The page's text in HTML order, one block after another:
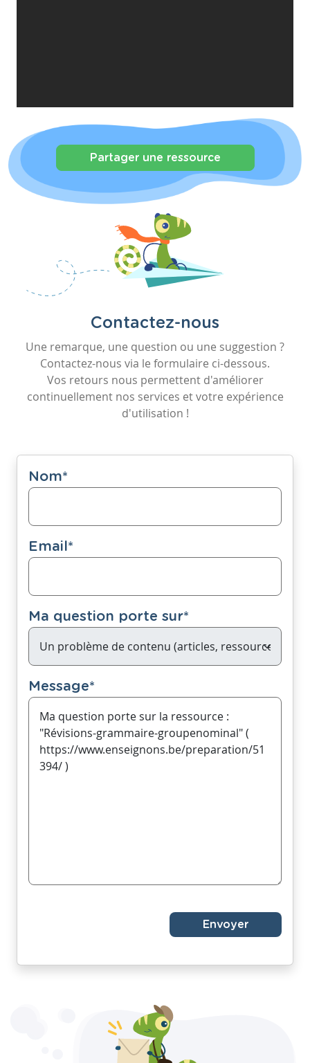
Partager une ressource
Contactez-nous
Une remarque, une question ou une suggestion ?
Contactez-nous via le formulaire ci-dessous.
Vos retours nous permettent d'améliorer
continuellement nos services et votre expérience
d'utilisation !
Nom*
Email*
Ma question porte sur*
Message*
Envoyer